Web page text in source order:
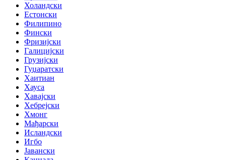
Холандски
Естонски
Филипино
Фински
Фризијски
Галицијски
Грузијски
Гуџаратски
Хаитиан
Хауса
Хавајски
Хебрејски
Хмонг
Мађарски
Исландски
Игбо
Јавански